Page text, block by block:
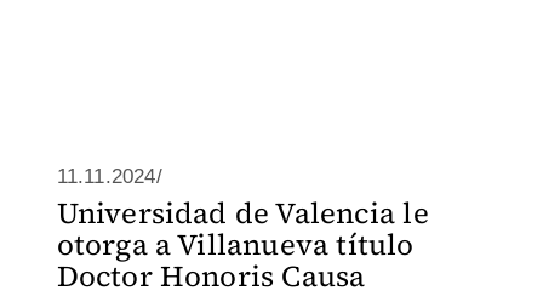
11.11.2024/
Universidad de Valencia le
otorga a Villanueva título
Doctor Honoris Causa